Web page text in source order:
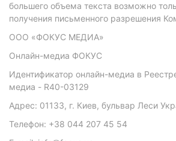
большего объема текста возможно
получения письменного разрешения
ООО «ФОКУС МЕДИА»
Онлайн-медиа ФОКУС
Идентификатор онлайн-медиа в
медиа - R40-03129
Адрес: 01133, г. Киев, бульвар Леси
Телефон: +38 044 207 45 54